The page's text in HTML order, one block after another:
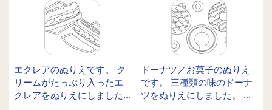
エクレアのぬりえです。 ク
リームがたっぷり入ったエ
クレアをぬりえにしました...
ドーナツ／お菓子のぬりえ
です。 三種類の味のドーナ
ツをぬりえにしました。 ...